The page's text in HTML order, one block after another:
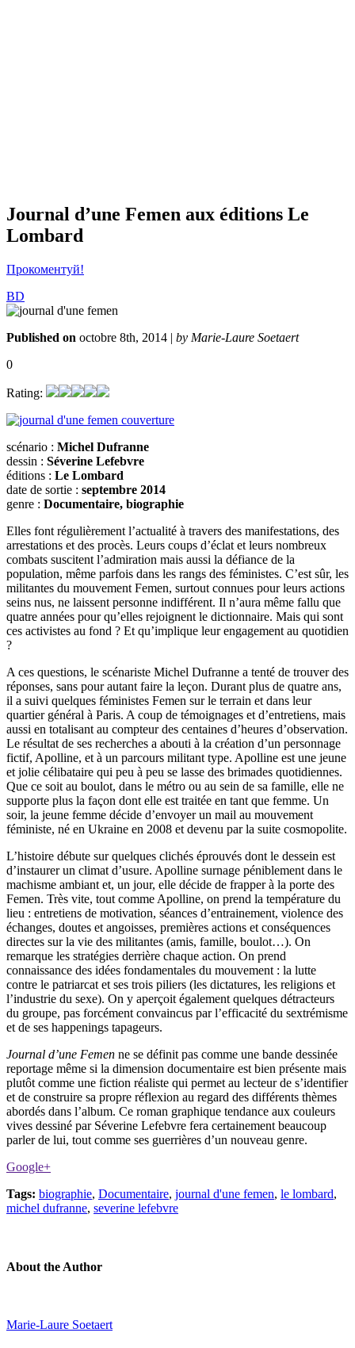
Journal d’une Femen aux éditions Le
Lombard
Прокоментуй!
BD
Published on octobre 8th, 2014 | by Marie-Laure Soetaert
0
Rating:
scénario : Michel Dufranne
dessin : Séverine Lefebvre
éditions : Le Lombard
date de sortie : septembre 2014
genre : Documentaire, biographie
Elles font régulièrement l’actualité à travers des manifestations, des
arrestations et des procès. Leurs coups d’éclat et leurs nombreux
combats suscitent l’admiration mais aussi la défiance de la
population, même parfois dans les rangs des féministes. C’est sûr, les
militantes du mouvement Femen, surtout connues pour leurs actions
seins nus, ne laissent personne indifférent. Il n’aura même fallu que
quatre années pour qu’elles rejoignent le dictionnaire. Mais qui sont
ces activistes au fond ? Et qu’implique leur engagement au quotidien
?
A ces questions, le scénariste Michel Dufranne a tenté de trouver des
réponses, sans pour autant faire la leçon. Durant plus de quatre ans,
il a suivi quelques féministes Femen sur le terrain et dans leur
quartier général à Paris. A coup de témoignages et d’entretiens, mais
aussi en totalisant au compteur des centaines d’heures d’observation.
Le résultat de ses recherches a abouti à la création d’un personnage
fictif, Apolline, et à un parcours militant type. Apolline est une jeune
et jolie célibataire qui peu à peu se lasse des brimades quotidiennes.
Que ce soit au boulot, dans le métro ou au sein de sa famille, elle ne
supporte plus la façon dont elle est traitée en tant que femme. Un
soir, la jeune femme décide d’envoyer un mail au mouvement
féministe, né en Ukraine en 2008 et devenu par la suite cosmopolite.
L’histoire débute sur quelques clichés éprouvés dont le dessein est
d’instaurer un climat d’usure. Apolline surnage péniblement dans le
machisme ambiant et, un jour, elle décide de frapper à la porte des
Femen. Très vite, tout comme Apolline, on prend la température du
lieu : entretiens de motivation, séances d’entrainement, violence des
échanges, doutes et angoisses, premières actions et conséquences
directes sur la vie des militantes (amis, famille, boulot…). On
remarque les stratégies derrière chaque action. On prend
connaissance des idées fondamentales du mouvement : la lutte
contre le patriarcat et ses trois piliers (les dictatures, les religions et
l’industrie du sexe). On y aperçoit également quelques détracteurs
du groupe, pas forcément convaincus par l’efficacité du sextrémisme
et de ses happenings tapageurs.
Journal d’une Femen ne se définit pas comme une bande dessinée
reportage même si la dimension documentaire est bien présente mais
plutôt comme une fiction réaliste qui permet au lecteur de s’identifier
et de construire sa propre réflexion au regard des différents thèmes
abordés dans l’album. Ce roman graphique tendance aux couleurs
vives dessiné par Séverine Lefebvre fera certainement beaucoup
parler de lui, tout comme ses guerrières d’un nouveau genre.
Google+
Tags: biographie, Documentaire, journal d'une femen, le lombard,
michel dufranne, severine lefebvre
About the Author
Marie-Laure Soetaert